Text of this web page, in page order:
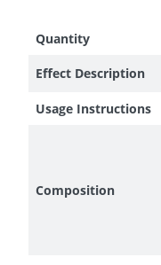
Quantity
Effect Description
Usage Instructions
Composition